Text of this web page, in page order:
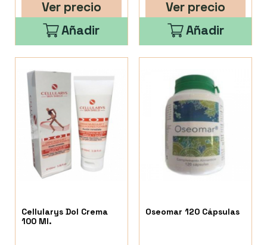
Ver precio
Añadir
Ver precio
Añadir
Cellularys Dol Crema
100 Ml.
Oseomar 120 Cápsulas